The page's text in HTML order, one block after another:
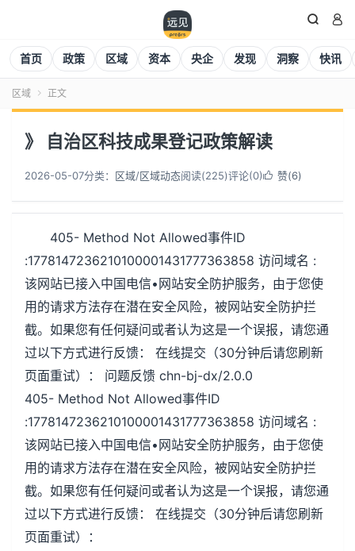
 
首页 政策 区域 资本 央企 发现 洞察 快讯
区域  正文
》 自治区科技成果登记政策解读
2026-05-07分类： 区域/区域动态阅读(225)评论(0) 赞(6)
405- Method Not Allowed事件ID
:1778147236210100001431777363858 访问域名 :
该网站已接入中国电信•网站安全防护服务，由于您使
用的请求方法存在潜在安全风险，被网站安全防护拦
截。如果您有任何疑问或者认为这是一个误报，请您通
过以下方式进行反馈： 在线提交（30分钟后请您刷新
页面重试）： 问题反馈 chn-bj-dx/2.0.0
405- Method Not Allowed事件ID
:1778147236210100001431777363858 访问域名 :
该网站已接入中国电信•网站安全防护服务，由于您使
用的请求方法存在潜在安全风险，被网站安全防护拦
截。如果您有任何疑问或者认为这是一个误报，请您通
过以下方式进行反馈： 在线提交（30分钟后请您刷新
页面重试）：